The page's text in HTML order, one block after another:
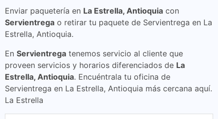
Enviar paquetería en La Estrella, Antioquia con
Servientrega o retirar tu paquete de Servientrega en La
Estrella, Antioquia.
En Servientrega tenemos servicio al cliente que
proveen servicios y horarios diferenciados de La
Estrella, Antioquia. Encuéntrala tu oficina de
Servientrega en La Estrella, Antioquia más cercana aquí.
La Estrella